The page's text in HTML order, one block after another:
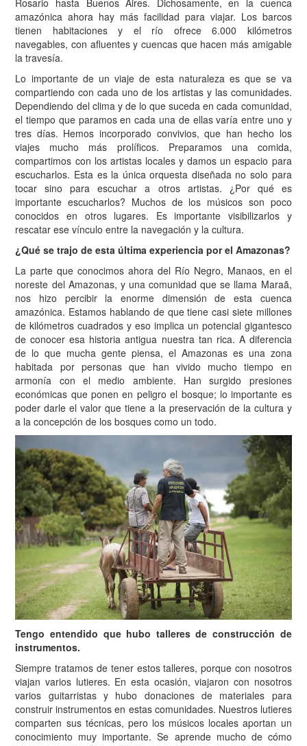
Rosario hasta Buenos Aires. Dichosamente, en la cuenca
amazónica ahora hay más facilidad para viajar. Los barcos
tienen habitaciones y el río ofrece 6.000 kilómetros
navegables, con afluentes y cuencas que hacen más amigable
la travesía.
Lo importante de un viaje de esta naturaleza es que se va
compartiendo con cada uno de los artistas y las comunidades.
Dependiendo del clima y de lo que suceda en cada comunidad,
el tiempo que paramos en cada una de ellas varía entre uno y
tres días. Hemos incorporado convivios, que han hecho los
viajes mucho más prolíficos. Preparamos una comida,
compartimos con los artistas locales y damos un espacio para
escucharlos. Esta es la única orquesta diseñada no solo para
tocar sino para escuchar a otros artistas. ¿Por qué es
importante escucharlos? Muchos de los músicos son poco
conocidos en otros lugares. Es importante visibilizarlos y
rescatar ese vínculo entre la navegación y la cultura.
¿Qué se trajo de esta última experiencia por el Amazonas?
La parte que conocimos ahora del Río Negro, Manaos, en el
noreste del Amazonas, y una comunidad que se llama Maraã,
nos hizo percibir la enorme dimensión de esta cuenca
amazónica. Estamos hablando de que tiene casi siete millones
de kilómetros cuadrados y eso implica un potencial gigantesco
de conocer esa historia antigua nuestra tan rica. A diferencia
de lo que mucha gente piensa, el Amazonas es una zona
habitada por personas que han vivido mucho tiempo en
armonía con el medio ambiente. Han surgido presiones
económicas que ponen en peligro el bosque; lo importante es
poder darle el valor que tiene a la preservación de la cultura y
a la concepción de los bosques como un todo.
Tengo entendido que hubo talleres de construcción de
instrumentos.
Siempre tratamos de tener estos talleres, porque con nosotros
viajan varios lutieres. En esta ocasión, viajaron con nosotros
varios guitarristas y hubo donaciones de materiales para
construir instrumentos en estas comunidades. Nuestros lutieres
comparten sus técnicas, pero los músicos locales aportan un
conocimiento muy importante. Se aprende mucho de cómo